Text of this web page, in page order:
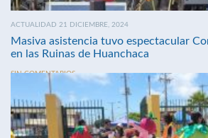
ACTUALIDAD 21 DICIEMBRE, 2024
Masiva asistencia tuvo espectacular
en las Ruinas de Huanchaca
SIN COMENTARIOS